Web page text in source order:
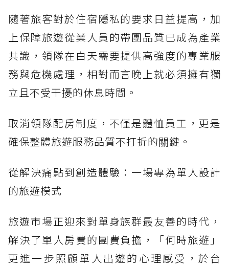
隨著旅客對於住宿隱私的要求日益提高，加
上保障旅遊從業人員的帶團品質已成為產業
共識，領隊在白天需要提供高強度的專業服
務與危機處理，相對而言晚上就必須擁有獨
立且不受干擾的休息時間。
取消領隊配房制度，不僅是體恤員工，更是
確保整體旅遊服務品質不打折的關鍵。
從解決痛點到創造體驗：一場專為單人設計
的旅遊模式
旅遊市場正迎來對單身族群最友善的時代，
解決了單人房費的團費負擔，「何時旅遊」
更進一步照顧單人出遊的心理感受，於台